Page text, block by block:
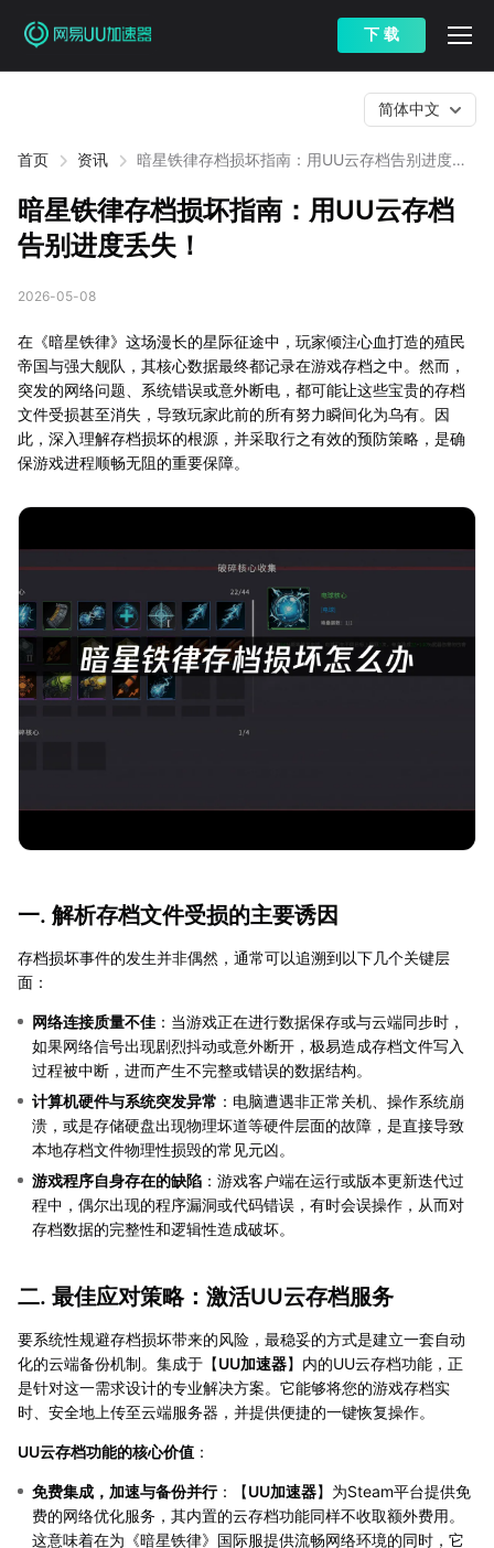
下 载
首页 资讯
暗星铁律存档损坏指南：用UU云存档告别进度丢
简体中文
暗星铁律存档损坏指南：用UU云存档
告别进度丢失！
2026-05-08
在《暗星铁律》这场漫长的星际征途中，玩家倾注心血打造的殖民
帝国与强大舰队，其核心数据最终都记录在游戏存档之中。然而，
突发的网络问题、系统错误或意外断电，都可能让这些宝贵的存档
文件受损甚至消失，导致玩家此前的所有努力瞬间化为乌有。因
此，深入理解存档损坏的根源，并采取行之有效的预防策略，是确
保游戏进程顺畅无阻的重要保障。
一. 解析存档文件受损的主要诱因
存档损坏事件的发生并非偶然，通常可以追溯到以下几个关键层
面：
网络连接质量不佳 ：当游戏正在进行数据保存或与云端同步时，
如果网络信号出现剧烈抖动或意外断开，极易造成存档文件写入
过程被中断，进而产生不完整或错误的数据结构。
计算机硬件与系统突发异常 ：电脑遭遇非正常关机、操作系统崩
溃，或是存储硬盘出现物理坏道等硬件层面的故障，是直接导致
本地存档文件物理性损毁的常见元凶。
游戏程序自身存在的缺陷 ：游戏客户端在运行或版本更新迭代过
程中，偶尔出现的程序漏洞或代码错误，有时会误操作，从而对
存档数据的完整性和逻辑性造成破坏。
二. 最佳应对策略：激活UU云存档服务
要系统性规避存档损坏带来的风险，最稳妥的方式是建立一套自动
化的云端备份机制。集成于【UU加速器】内的UU云存档功能，正
是针对这一需求设计的专业解决方案。它能够将您的游戏存档实
时、安全地上传至云端服务器，并提供便捷的一键恢复操作。
UU云存档功能的核心价值 ：
免费集成，加速与备份并行：【UU加速器】为Steam平台提供免
费的网络优化服务，其内置的云存档功能同样不收取额外费用。
这意味着在为《暗星铁律》国际服提供流畅网络环境的同时，它